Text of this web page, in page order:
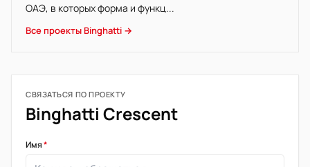
ОАЭ, в которых форма и функц...
Все проекты Binghatti →
СВЯЗАТЬСЯ ПО ПРОЕКТУ
Binghatti Crescent
Имя*